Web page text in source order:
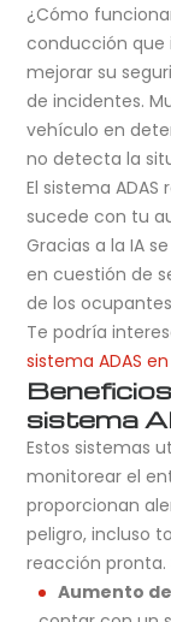
¿Cómo
conducción que
mejorar su
de incidentes.
vehículo en
no detecta la
El sistema
sucede con tu
Gracias a la IA
en cuestión de
de los
Te podría
sistema ADAS
sistema
Estos sistemas
monitorear el
proporcionan
peligro, incluso
reacción pronta.
Aumento